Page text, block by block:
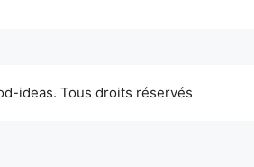
ideas. Tous droits réservés